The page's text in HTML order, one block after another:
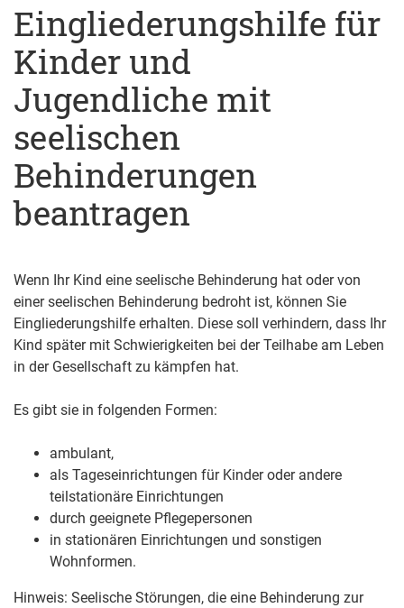
Eingliederungshilfe für
Kinder und
Jugendliche mit
seelischen
Behinderungen
beantragen
Wenn Ihr Kind eine seelische Behinderung hat oder von
einer seelischen Behinderung bedroht ist, können Sie
Eingliederungshilfe erhalten. Diese soll verhindern, dass Ihr
Kind später mit Schwierigkeiten bei der Teilhabe am Leben
in der Gesellschaft zu kämpfen hat.
Es gibt sie in folgenden Formen:
ambulant,
als Tageseinrichtungen für Kinder oder andere
teilstationäre Einrichtungen
durch geeignete Pflegepersonen
in stationären Einrichtungen und sonstigen
Wohnformen.
Hinweis: Seelische Störungen, die eine Behinderung zur